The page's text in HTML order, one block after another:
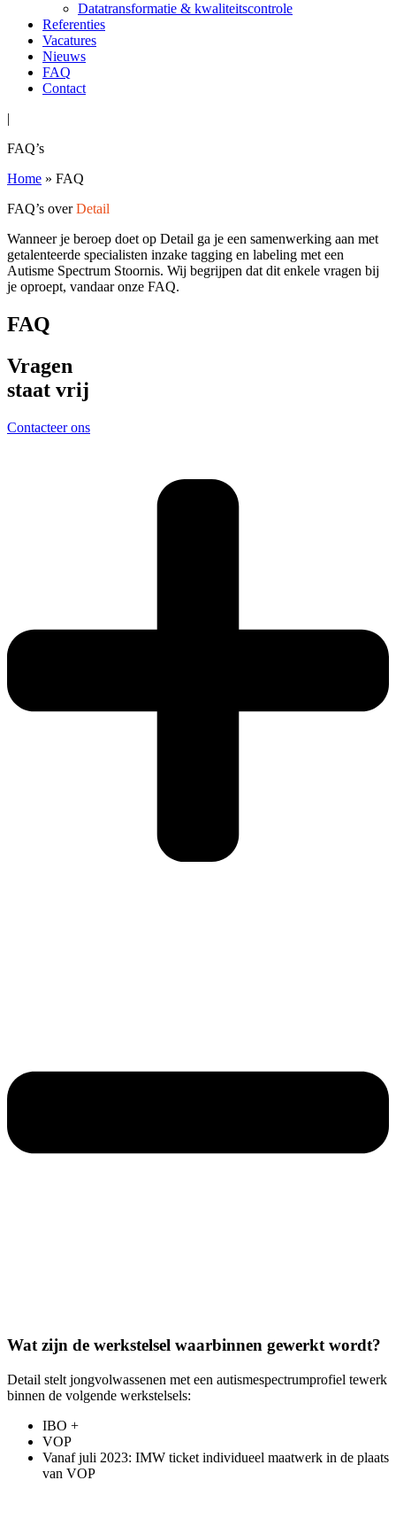
Datatransformatie & kwaliteitscontrole
Referenties
Vacatures
Nieuws
FAQ
Contact
|
FAQ’s
Home » FAQ
FAQ’s overDetail
Wanneer je beroep doet op Detail ga je een samenwerking aan met
getalenteerde specialisten inzake tagging en labeling met een
Autisme Spectrum Stoornis. Wij begrijpen dat dit enkele vragen bij
je oproept, vandaar onze FAQ.
FAQ
Vragen
staat vrij
Contacteer ons
Wat zijn de werkstelsel waarbinnen gewerkt wordt?
Detail stelt jongvolwassenen met een autismespectrumprofiel tewerk
binnen de volgende werkstelsels:
IBO +
VOP
Vanaf juli 2023: IMW ticket individueel maatwerk in de plaats
van VOP